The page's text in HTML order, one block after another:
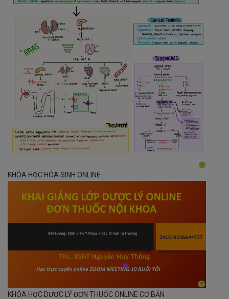
KHÓA HỌC HÓA SINH ONLINE
KHÓA HỌC DƯỢC LÝ ĐƠN THUỐC ONLINE CƠ BẢN